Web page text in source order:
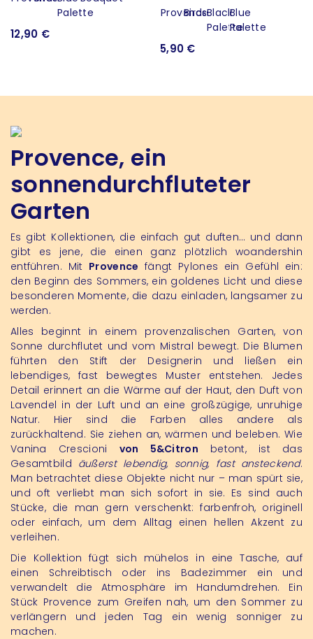
12,90 €
5,90 €
Provence, ein
sonnendurchfluteter
Garten
Es gibt Kollektionen, die einfach gut duften… und dann
gibt es jene, die einen ganz plötzlich woandershin
entführen. Mit Provence fängt Pylones ein Gefühl ein:
den Beginn des Sommers, ein goldenes Licht und diese
besonderen Momente, die dazu einladen, langsamer zu
werden.
Alles beginnt in einem provenzalischen Garten, von
Sonne durchflutet und vom Mistral bewegt. Die Blumen
führten den Stift der Designerin und ließen ein
lebendiges, fast bewegtes Muster entstehen. Jedes
Detail erinnert an die Wärme auf der Haut, den Duft von
Lavendel in der Luft und an eine großzügige, unruhige
Natur. Hier sind die Farben alles andere als
zurückhaltend. Sie ziehen an, wärmen und beleben. Wie
Vanina Crescioni
von 5&Citron betont, ist das
Gesamtbild äußerst lebendig, sonnig, fast ansteckend.
Man betrachtet diese Objekte nicht nur – man spürt sie,
und oft verliebt man sich sofort in sie. Es sind auch
Stücke, die man gern verschenkt: farbenfroh, originell
oder einfach, um dem Alltag einen hellen Akzent zu
verleihen.
Die Kollektion fügt sich mühelos in eine Tasche, auf
einen Schreibtisch oder ins Badezimmer ein und
verwandelt die Atmosphäre im Handumdrehen. Ein
Stück Provence zum Greifen nah, um den Sommer zu
verlängern und jeden Tag ein wenig sonniger zu
machen.